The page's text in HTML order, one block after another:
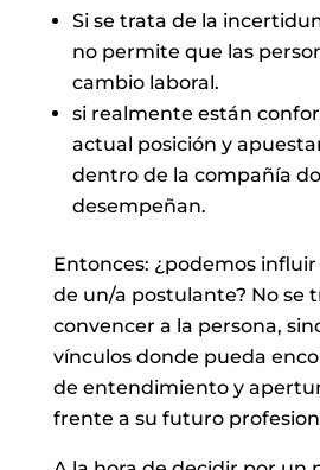
Si se trata de la
no permite que las
cambio laboral.
si realmente están
actual posición y
dentro de la compañía
desempeñan.
Entonces: ¿podemos influir
de un/a postulante? No se
convencer a la persona,
vínculos donde pueda
de entendimiento y
frente a su futuro